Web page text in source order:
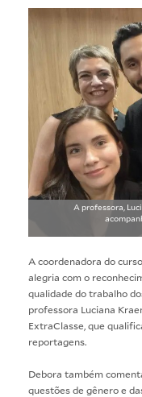
A professora,
A coordenadora do
alegria com o
qualidade do trabalho
professora Luciana
ExtraClasse , que
reportagens.
Debora também
questões de gênero e